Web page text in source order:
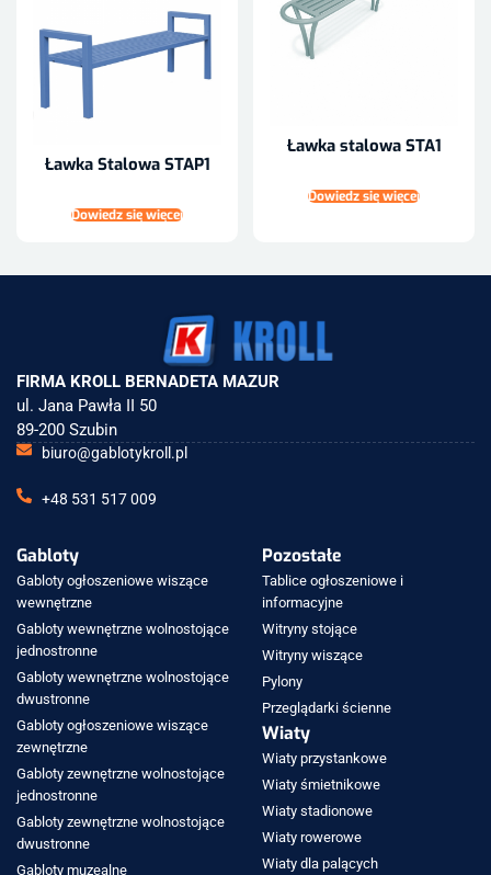
Ławka Stalowa STAP1
Dowiedz się więcej
Ławka stalowa STA1
Dowiedz się więcej
FIRMA KROLL BERNADETA MAZUR
ul. Jana Pawła II 50
89-200 Szubin
biuro@gablotykroll.pl
+48 531 517 009
Gabloty
Gabloty ogłoszeniowe wiszące
wewnętrzne
Gabloty wewnętrzne wolnostojące
jednostronne
Gabloty wewnętrzne wolnostojące
dwustronne
Gabloty ogłoszeniowe wiszące
zewnętrzne
Gabloty zewnętrzne wolnostojące
jednostronne
Gabloty zewnętrzne wolnostojące
dwustronne
Gabloty muzealne
Pozostałe
Tablice ogłoszeniowe i
informacyjne
Witryny stojące
Witryny wiszące
Pylony
Przeglądarki ścienne
Wiaty
Wiaty przystankowe
Wiaty śmietnikowe
Wiaty stadionowe
Wiaty rowerowe
Wiaty dla palących